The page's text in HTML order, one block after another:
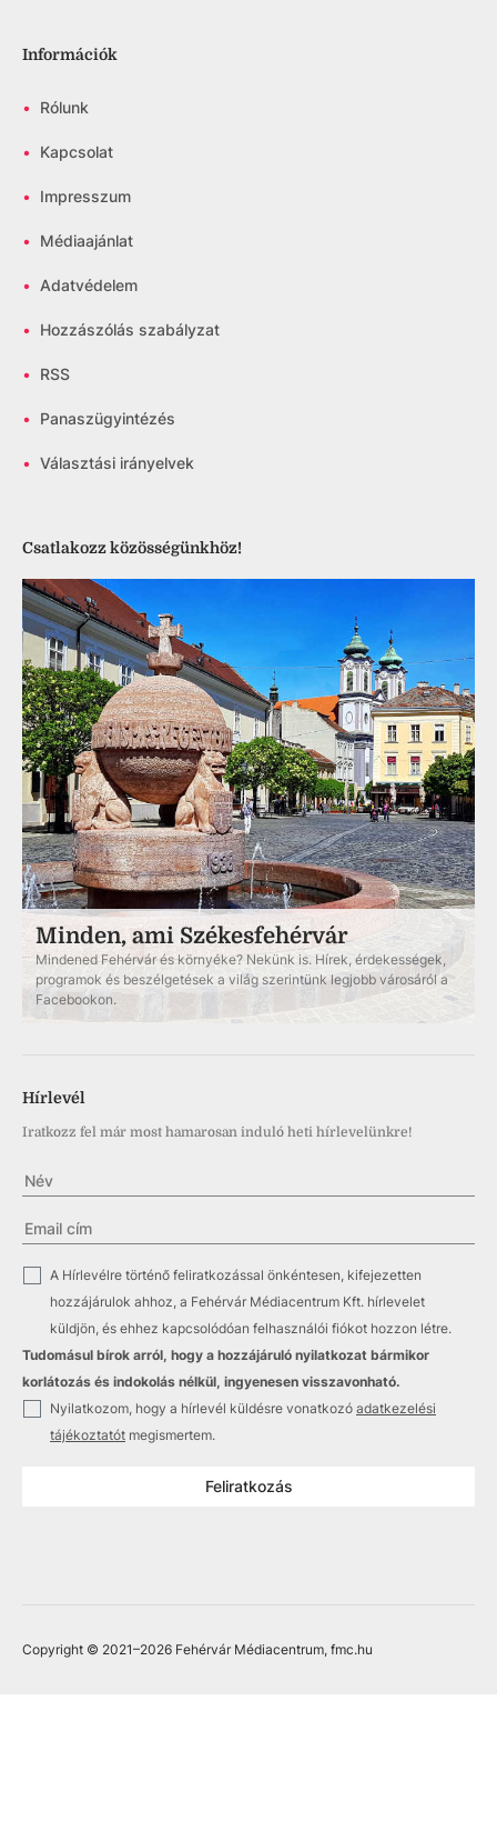
Információk
• Rólunk
• Kapcsolat
• Impresszum
• Médiaajánlat
• Adatvédelem
• Hozzászólás szabályzat
• RSS
• Panaszügyintézés
• Választási irányelvek
Csatlakozz közösségünkhöz!
Minden, ami Székesfehérvár
Mindened Fehérvár és környéke? Nekünk is. Hírek, érdekességek,
programok és beszélgetések a világ szerintünk legjobb városáról a
Facebookon.
Hírlevél
Iratkozz fel már most hamarosan induló heti hírlevelünkre!
A Hírlevélre történő feliratkozással önkéntesen, kifejezetten
hozzájárulok ahhoz, a Fehérvár Médiacentrum Kft. hírlevelet
küldjön, és ehhez kapcsolódóan felhasználói fiókot hozzon létre.
Tudomásul bírok arról, hogy a hozzájáruló nyilatkozat bármikor
korlátozás és indokolás nélkül, ingyenesen visszavonható.
Nyilatkozom, hogy a hírlevél küldésre vonatkozó adatkezelési
tájékoztatót megismertem.
Feliratkozás
Copyright © 2021–2026 Fehérvár Médiacentrum, fmc.hu